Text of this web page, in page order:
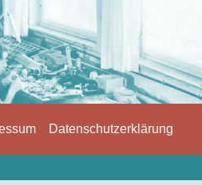
Datenschutzerklärung